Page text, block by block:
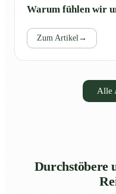
Warum fühlen wir
Zum Artikel →
Alle
Durchstöbere